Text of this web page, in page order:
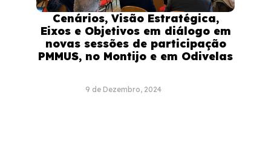
Cenários, Visão Estratégica,
Eixos e Objetivos em diálogo em
novas sessões de participação
PMMUS, no Montijo e em Odivelas
9 de Dezembro, 2024